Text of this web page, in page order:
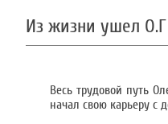
Из жизни ушел
Весь трудовой путь
начал свою карьеру с